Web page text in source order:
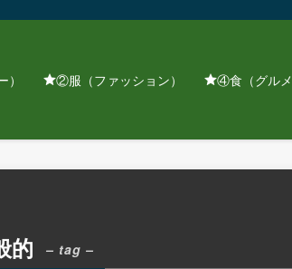
②服（ファッション） ④食（グルメ
的 – tag –